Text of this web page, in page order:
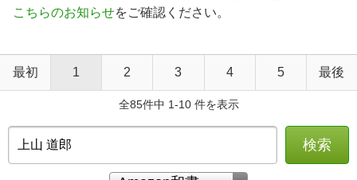
こちらのお知らせをご確認ください。
最初 1 2 3 4 5 最後
全85件中 1-10 件を表示
検索